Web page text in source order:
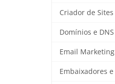
Criador de Sites
Domínios e DNS
Email Marketing